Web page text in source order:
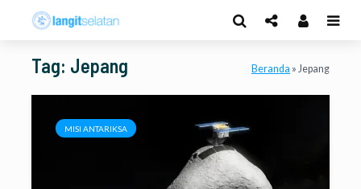
Tag: Jepang Beranda » Jepang
MISI ANTARIKSA